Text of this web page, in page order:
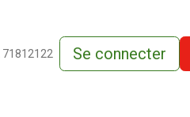
vente
71812122 Se connecter